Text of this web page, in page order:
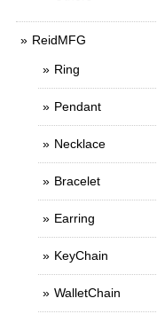
ReidMFG
Ring
Pendant
Necklace
Bracelet
Earring
KeyChain
WalletChain